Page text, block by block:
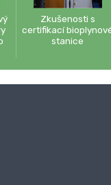
Zkušenosti s
certifikací
stanice